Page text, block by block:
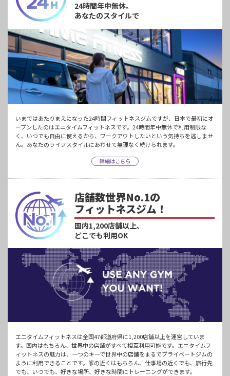
24時間年中無休。
あなたのスタイルで
いまではあたりまえになった24時間フィットネスジムですが、日本で最初にオ
ープンしたのはエニタイムフィットネスです。24時間年中無休で利用制限な
く、いつでも自由に使えるから、ワークアウトしたいという気持ちを逃しませ
ん。あなたのライフスタイルにあわせて無理なく続けられます。
詳細はこちら
店舗数世界No.1の
フィットネスジム！
国内1,200店舗以上、
どこでも利用OK
エニタイムフィットネスは全国47都道府県に1,200店舗以上を運営していま
す。国内はもちろん、世界中の店舗がすべて相互利用可能です。エニタイムフ
ィットネスの魅力は、一つのキーで世界中の店舗をまるでプライベートジムの
ように利用できることです。家の近くはもちろん、仕事場の近くでも、旅行先
でも、いつでも、好きな場所、好きな時間にトレーニングができます。